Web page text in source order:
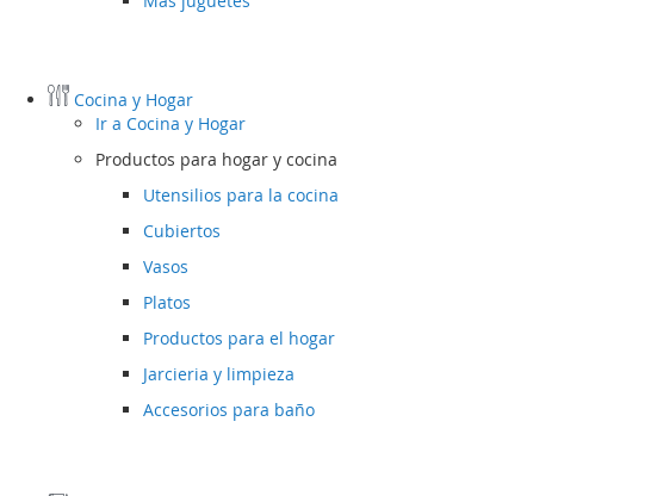
Cocina y Hogar
Ir a Cocina y Hogar
Productos para hogar y cocina
Utensilios para la cocina
Cubiertos
Vasos
Platos
Productos para el hogar
Jarcieria y limpieza
Accesorios para baño